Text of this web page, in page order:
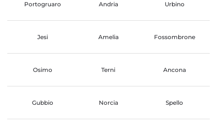
Portogruaro Andria Urbino
Jesi Amelia Fossombrone
Osimo Terni Ancona
Gubbio Norcia Spello